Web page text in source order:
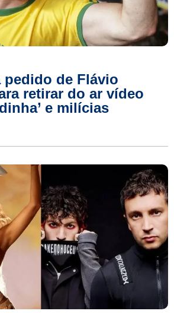
pedido de Flávio
retirar do ar vídeo
e milícias